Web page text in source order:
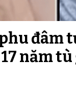
đâm
năm tù